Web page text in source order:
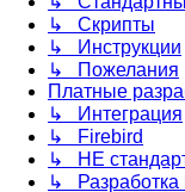
↳ Скрипты
↳ Инструкции
↳ Пожелания
Платные
↳ Интеграция
↳ Firebird
↳ НЕ
↳ Разработка